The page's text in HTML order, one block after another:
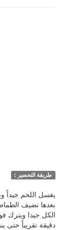
طريقة التحضير :
بعدها نضيف